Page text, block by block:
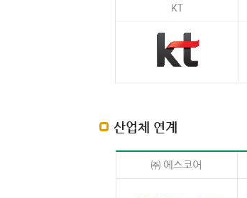
산업체 연계